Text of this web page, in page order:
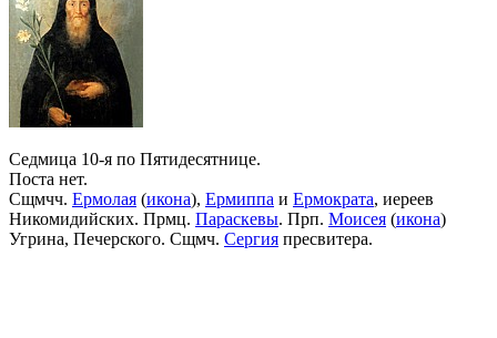
Седмица 10-я по Пятидесятнице.
Поста нет.
Сщмчч. Ермолая (икона), Ермиппа и Ермократа, иереев
Никомидийских. Прмц. Параскевы. Прп. Моисея (икона)
Угрина, Печерского. Сщмч. Сергия пресвитера.